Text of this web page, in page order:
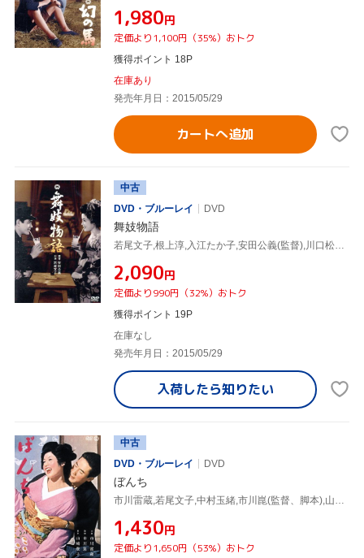
¥1,980円
定価より1,100円（35%）おトク
獲得ポイント 18P
在庫あり
発売年月日：2015/05/29
カートへ追加
中古
DVD・ブルーレイ
DVD
舞妓物語
若尾文子,根上淳,入江たか子,安田公義(監督),川口松太郎(原作)
¥2,090円
定価より990円（32%）おトク
獲得ポイント 19P
在庫なし
発売年月日：2015/05/29
入荷したら知りたい
中古
DVD・ブルーレイ
DVD
ぼんち
¥1,430円
定価より1,650円（53%）おトク